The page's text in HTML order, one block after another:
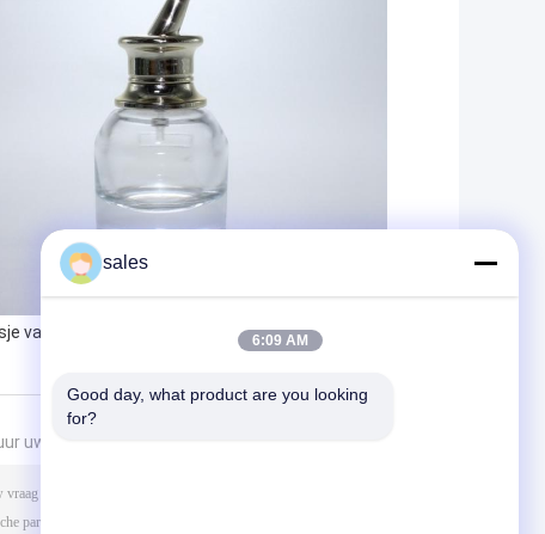
van de glasgeneeskunde
uw aanvraag naar ons
sales
6:09 AM
Good day, what product are you looking
for?